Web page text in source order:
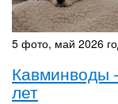
5 фото, май 2026
Кавминводы
лет